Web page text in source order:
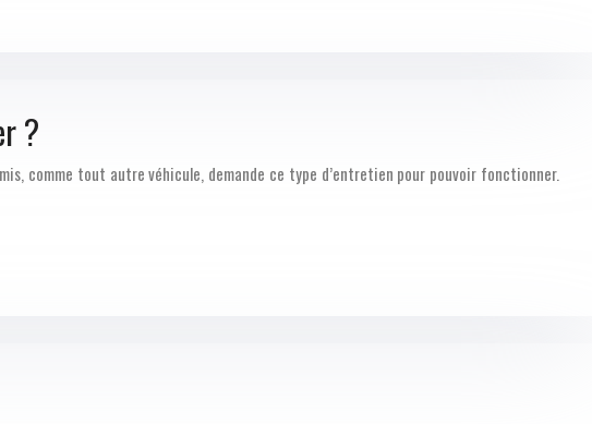
?
comme tout autre véhicule, demande ce type d’entretien pour pouvoir fonctionner.